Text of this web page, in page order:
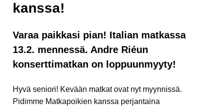
kanssa!
Varaa paikkasi pian! Italian matkassa
13.2. mennessä. Andre Riéun
konserttimatkan on loppuunmyyty!
Hyvä seniori! Kevään matkat ovat nyt myynnissä.
Pidimme Matkapoikien kanssa perjantaina